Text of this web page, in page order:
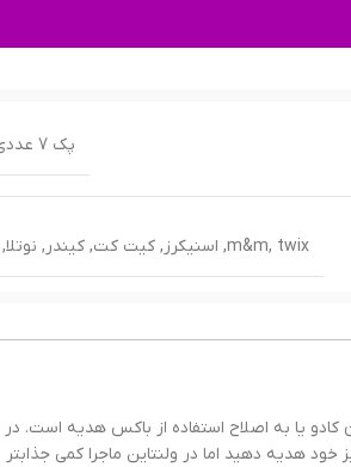
پک 7 عددی
m&m, twix
, اسنیکرز, کیت کت, کیندر, نوتلا,
یا به اصلاح استفاده از باکس هدیه است. در
خود هدیه دهید اما در ولنتاین ماجرا کمی